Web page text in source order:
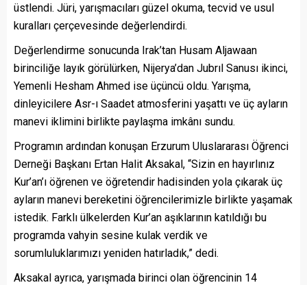
üstlendi. Jüri, yarışmacıları güzel okuma, tecvid ve usul
kuralları çerçevesinde değerlendirdi.
Değerlendirme sonucunda Irak’tan Husam Aljawaan
birinciliğe layık görülürken, Nijerya’dan Jubrıl Sanusı ikinci,
Yemenli Hesham Ahmed ise üçüncü oldu. Yarışma,
dinleyicilere Asr-ı Saadet atmosferini yaşattı ve üç ayların
manevi iklimini birlikte paylaşma imkânı sundu.
Programın ardından konuşan Erzurum Uluslararası Öğrenci
Derneği Başkanı Ertan Halit Aksakal, “Sizin en hayırlınız
Kur’an’ı öğrenen ve öğretendir hadisinden yola çıkarak üç
ayların manevi bereketini öğrencilerimizle birlikte yaşamak
istedik. Farklı ülkelerden Kur’an aşıklarının katıldığı bu
programda vahyin sesine kulak verdik ve
sorumluluklarımızı yeniden hatırladık,” dedi.
Aksakal ayrıca, yarışmada birinci olan öğrencinin 14